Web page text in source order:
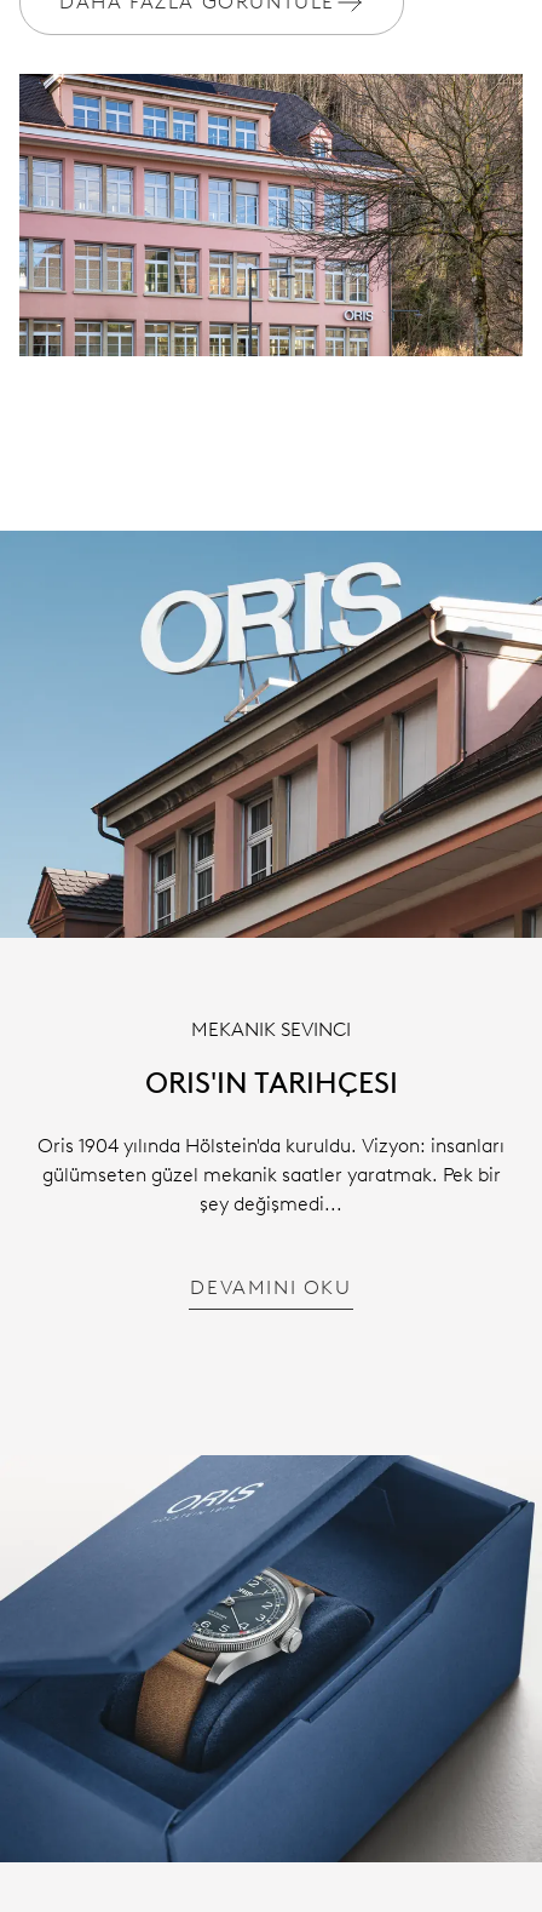
MEKANIK SEVINCI
ORIS'IN TARIHÇESI
Oris 1904 yılında Hölstein'da kuruldu. Vizyon: insanları
gülümseten güzel mekanik saatler yaratmak. Pek bir
şey değişmedi...
DEVAMINI OKU